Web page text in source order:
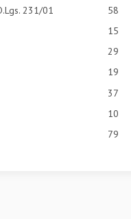
231/01
58
15
29
19
37
10
79